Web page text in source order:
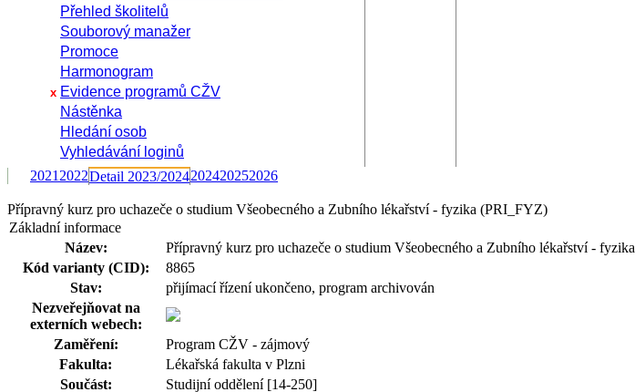
Přehled školitelů
Souborový manažer
Promoce
Harmonogram
x Evidence programů CŽV
Nástěnka
Hledání osob
Vyhledávání loginů
2021 2022Detail 2023/2024202420252026
Přípravný kurz pro uchazeče o studium Všeobecného a Zubního lékařství - fyzika (PRI_FYZ)
Základní informace
Název:
Přípravný kurz pro uchazeče o studium Všeobecného a Zubního lékařství - fyzika
Kód varianty (CID):
8865
Stav:
přijímací řízení ukončeno, program archivován
Nezveřejňovat na
externích webech:
Zaměření:
Program CŽV - zájmový
Fakulta:
Lékařská fakulta v Plzni
Součást:
Studijní oddělení [14-250]